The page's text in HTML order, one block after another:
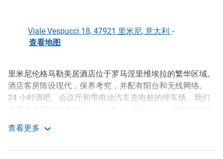
Viale Vespucci 18, 47921 里米尼, 意大利 -
查看地图
描述
里米尼伦格马勒美居酒店位于罗马涅里维埃拉的繁华区域。
酒店客房陈设现代，保养考究，并配有阳台和无线网络。
24 小时酒吧、会议厅和带电动汽车充电桩的停车场。我们
空闲情况而定）。
这家四星级酒店位于 Marina Centro 的热闹地段，紧邻海
查看更多